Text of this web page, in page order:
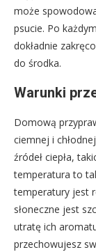
może
psucie. Po
dokładnie
do środka.
Warunki
Domową
ciemnej i
źródeł ciepła,
temperatura to
temperatury jest
słoneczne jest
utratę ich
przechowujesz